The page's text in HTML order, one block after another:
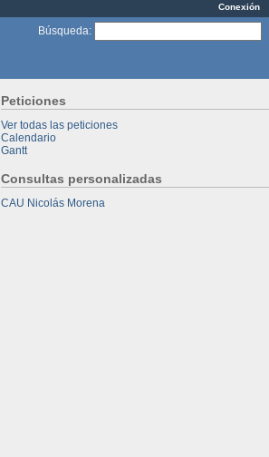
Conexión
Búsqueda:
Peticiones
Ver todas las peticiones
Calendario
Gantt
Consultas personalizadas
CAU Nicolás Morena